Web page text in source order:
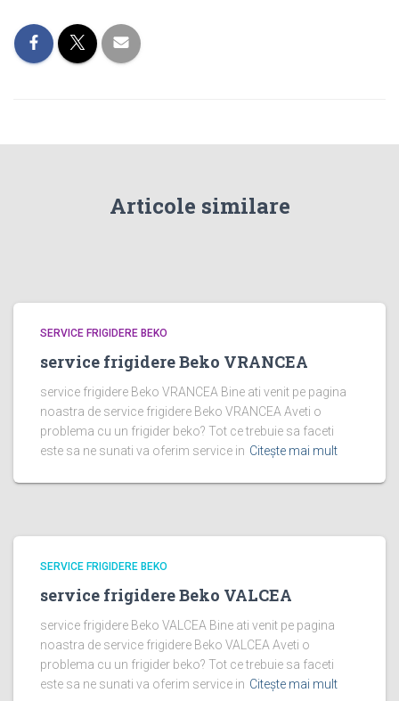
Articole similare
SERVICE FRIGIDERE BEKO
service frigidere Beko VRANCEA
service frigidere Beko VRANCEA Bine ati venit pe pagina
noastra de service frigidere Beko VRANCEA Aveti o
problema cu un frigider beko? Tot ce trebuie sa faceti
este sa ne sunati va oferim service in Citește mai mult
SERVICE FRIGIDERE BEKO
service frigidere Beko VALCEA
service frigidere Beko VALCEA Bine ati venit pe pagina
noastra de service frigidere Beko VALCEA Aveti o
problema cu un frigider beko? Tot ce trebuie sa faceti
este sa ne sunati va oferim service in Citește mai mult